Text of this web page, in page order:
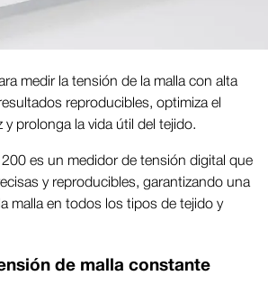
medir la tensión de la malla con alta
reproducibles, optimiza el
prolonga la vida útil del tejido.
es un medidor de tensión digital que
y reproducibles, garantizando una
malla en todos los tipos de tejido y
de malla constante